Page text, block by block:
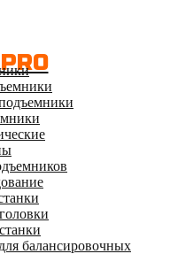
PRO
балансировочных